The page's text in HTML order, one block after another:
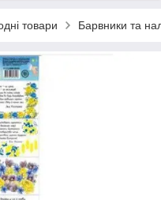
товари Барвники та